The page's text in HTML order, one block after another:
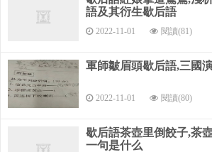
4、曹操打徐州——報仇心切
6、曹操割須——以己律人
7、曹操殺蔡瑁——操之過急
8、曹操殺華佗——諱疾忌醫
語及其衍生歇后語
2022-11-01 閱讀(81)
軍師皺眉頭歇后語,三國
2022-11-01 閱讀(80)
歇后語茶壺里倒餃子,茶
一句是什么